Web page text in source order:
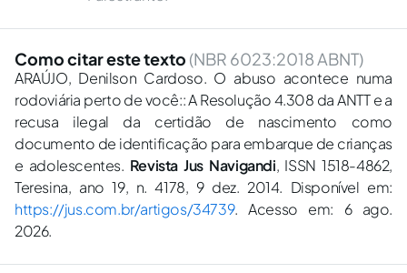
Como citar este texto (NBR 6023:2018 ABNT)
ARAÚJO, Denilson Cardoso. O abuso acontece numa
rodoviária perto de você:: A Resolução 4.308 da ANTT e a
recusa ilegal da certidão de nascimento como
documento de identificação para embarque de crianças
e adolescentes. Revista Jus Navigandi, ISSN 1518-4862,
Teresina, ano 19, n. 4178, 9 dez. 2014. Disponível em:
https://jus.com.br/artigos/34739. Acesso em: 6 ago.
2026.